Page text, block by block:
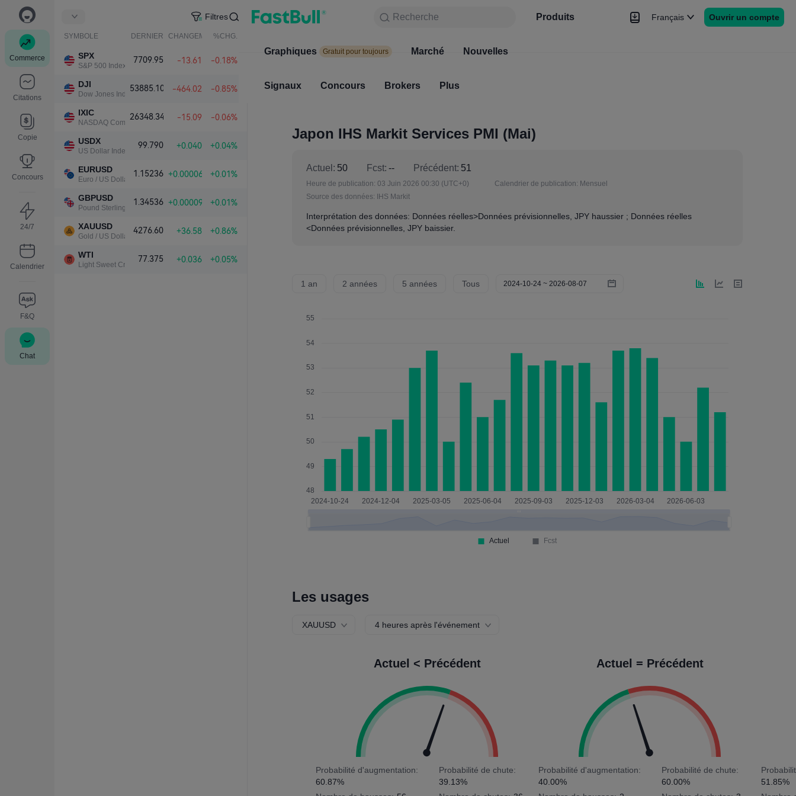
Commerce
Citations
Copie
Concours
24/7
Calendrier
F&Q
Chat
Filtres
SYMBOLE DERNIER CHANGEMENT NET.
%CHG.
SPX
S&P 500 Index
7709.95 -13.61 -0.18%
DJI
Dow Jones Industrial Average
53885.10 -464.02 -0.85%
IXIC
NASDAQ Composite Index
26348.34 -15.09 -0.06%
USDX
US Dollar Index
99.790 +0.040 +0.04%
EURUSD
Euro / US Dollar
1.15236 +0.00006 +0.01%
GBPUSD
Pound Sterling / US Dollar
1.34536 +0.00009 +0.01%
XAUUSD
Gold / US Dollar
4276.60 +36.58 +0.86%
WTI
Light Sweet Crude Oil
77.375 +0.036 +0.05%
Recherche Produits
Graphiques Gratuit pour toujours Marché
Signaux Concours
Français Ouvrir un compte
Recherche
Produits
Graphiques Gratuit pour toujours Marché Nouvelles
Signaux Concours Brokers Plus
Japon IHS Markit Services PMI (Mai)
Actuel: 50 Fcst: -- Précédent: 51
Heure de publication: 03 Juin 2026 00:30 (UTC+0) Calendrier de publication: Mensuel
Source des données:
IHS Markit
Interprétation des données: Données réelles>Données prévisionnelles, JPY haussier ; Données réelles
<Données prévisionnelles, JPY baissier.
1 an 2 années 5 années Tous
Les usages
XAUUSD 4 heures après l'événement
Actuel < Précédent
Probabilité d'augmentation:
60.87%
Probabilité de chute:
39.13%
Actuel = Précédent
Probabilité d'augmentation:
40.00%
Probabilité de chute:
60.00%
51.85%